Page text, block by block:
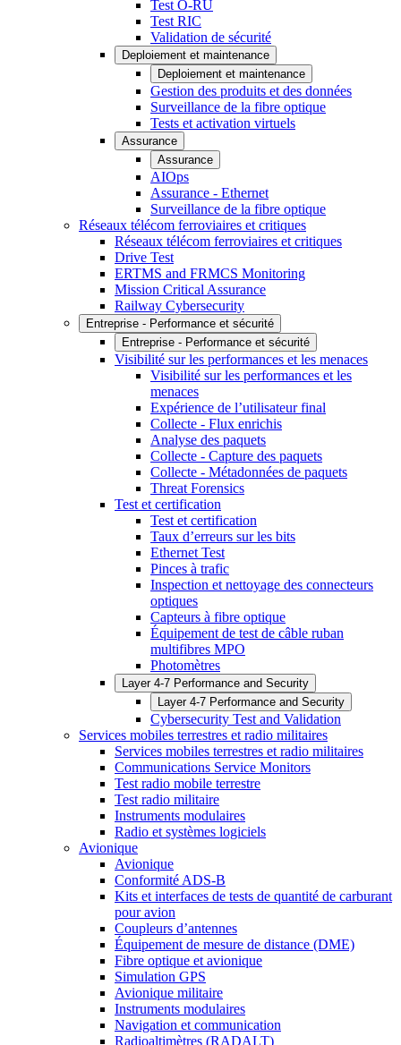
Test O-RU
Test RIC
Validation de sécurité
Deploiement et maintenance
Deploiement et maintenance
Gestion des produits et des données
Surveillance de la fibre optique
Tests et activation virtuels
Assurance
Assurance
AIOps
Assurance - Ethernet
Surveillance de la fibre optique
Réseaux télécom ferroviaires et critiques
Réseaux télécom ferroviaires et critiques
Drive Test
ERTMS and FRMCS Monitoring
Mission Critical Assurance
Railway Cybersecurity
Entreprise - Performance et sécurité
Entreprise - Performance et sécurité
Visibilité sur les performances et les menaces
Visibilité sur les performances et les
menaces
Expérience de l’utilisateur final
Collecte - Flux enrichis
Analyse des paquets
Collecte - Capture des paquets
Collecte - Métadonnées de paquets
Threat Forensics
Test et certification
Test et certification
Taux d’erreurs sur les bits
Ethernet Test
Pinces à trafic
Inspection et nettoyage des connecteurs
optiques
Capteurs à fibre optique
Équipement de test de câble ruban
multifibres MPO
Photomètres
Layer 4-7 Performance and Security
Layer 4-7 Performance and Security
Cybersecurity Test and Validation
Services mobiles terrestres et radio militaires
Services mobiles terrestres et radio militaires
Communications Service Monitors
Test radio mobile terrestre
Test radio militaire
Instruments modulaires
Radio et systèmes logiciels
Avionique
Avionique
Conformité ADS-B
Kits et interfaces de tests de quantité de carburant
pour avion
Coupleurs d’antennes
Équipement de mesure de distance (DME)
Fibre optique et avionique
Simulation GPS
Avionique militaire
Instruments modulaires
Navigation et communication
Radioaltimètres (RADALT)